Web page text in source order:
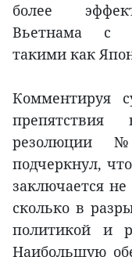
более
Вьетнама с
такими как
Комментируя
препятствия
резолюции
подчеркнул,
заключается не
сколько в
политикой и
Наибольшую